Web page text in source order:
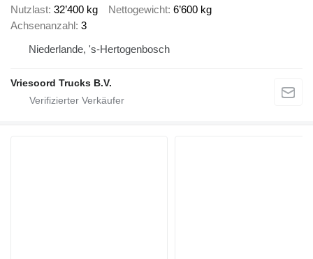
Nutzlast 32’400 kg Nettogewicht 6’600 kg
Achsenanzahl 3
Niederlande, 's-Hertogenbosch
Vriesoord Trucks B.V.